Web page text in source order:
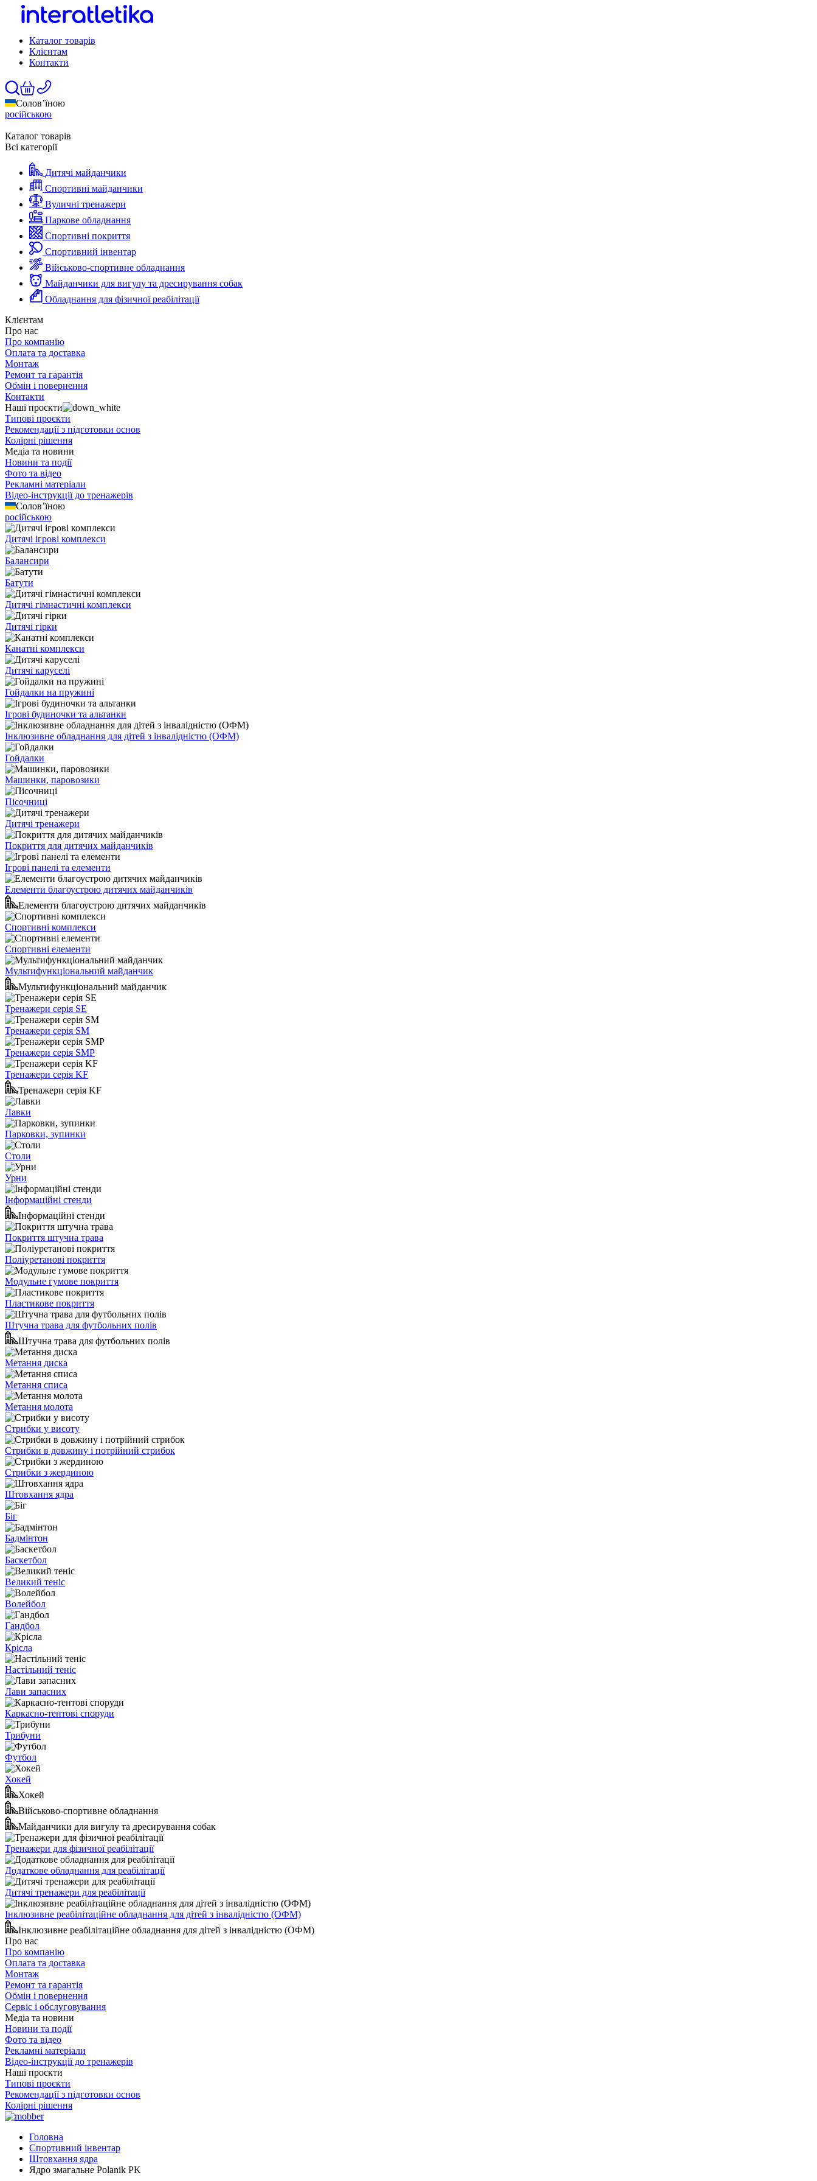
Каталог товарів
Клієнтам
Контакти
Солов’їною
російською
Каталог товарів
Всі категорії
Дитячі майданчики
Спортивні майданчики
Вуличні тренажери
Паркове обладнання
Спортивні покриття
Спортивний інвентар
Військово-спортивне обладнання
Майданчики для вигулу та дресирування собак
Обладнання для фізичної реабілітації
Клієнтам
Про нас
Про компанію
Оплата та доставка
Монтаж
Ремонт та гарантія
Обмін і повернення
Контакти
Наші проєкти
Типові проєкти
Рекомендації з підготовки основ
Колірні рішення
Медіа та новини
Новини та події
Фото та відео
Рекламні матеріали
Відео-інструкції до тренажерів
Солов’їною
російською
Дитячі ігрові комплекси
Балансири
Батути
Дитячі гімнастичні комплекси
Дитячі гірки
Канатні комплекси
Дитячі каруселі
Гойдалки на пружині
Ігрові будиночки та альтанки
Інклюзивне обладнання для дітей з інвалідністю (ОФМ)
Гойдалки
Машинки, паровозики
Пісочниці
Дитячі тренажери
Покриття для дитячих майданчиків
Ігрові панелі та елементи
Елементи благоустрою дитячих майданчиків
Елементи благоустрою дитячих майданчиків
Спортивні комплекси
Спортивні елементи
Мультифункціональний майданчик
Мультифункціональний майданчик
Тренажери серія SE
Тренажери серія SM
Тренажери серія SMP
Тренажери серія KF
Тренажери серія KF
Лавки
Парковки, зупинки
Столи
Урни
Інформаційні стенди
Інформаційні стенди
Покриття штучна трава
Поліуретанові покриття
Модульне гумове покриття
Пластикове покриття
Штучна трава для футбольних полів
Штучна трава для футбольних полів
Метання диска
Метання списа
Метання молота
Стрибки у висоту
Стрибки в довжину і потрійний стрибок
Стрибки з жердиною
Штовхання ядра
Біг
Бадмінтон
Баскетбол
Великий теніс
Волейбол
Гандбол
Крісла
Настільний теніс
Лави запасних
Каркасно-тентові споруди
Трибуни
Футбол
Хокей
Хокей
Військово-спортивне обладнання
Майданчики для вигулу та дресирування собак
Тренажери для фізичної реабілітації
Додаткове обладнання для реабілітації
Дитячі тренажери для реабілітації
Інклюзивне реабілітаційне обладнання для дітей з інвалідністю (ОФМ)
Інклюзивне реабілітаційне обладнання для дітей з інвалідністю (ОФМ)
Про нас
Про компанію
Оплата та доставка
Монтаж
Ремонт та гарантія
Обмін і повернення
Сервіс і обслуговування
Медіа та новини
Новини та події
Фото та відео
Рекламні матеріали
Відео-інструкції до тренажерів
Наші проєкти
Типові проєкти
Рекомендації з підготовки основ
Колірні рішення
Головна
Спортивний інвентар
Штовхання ядра
Ядро змагальне Polanik PK